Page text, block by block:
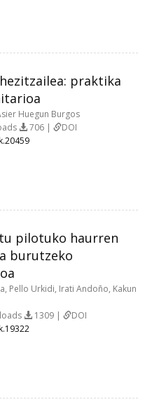
praktika
Huegun Burgos
706 |
DOI
pilotuko haurren
burutzeko
Pello Urkidi, Irati Andoño, Kakun
1309 |
DOI